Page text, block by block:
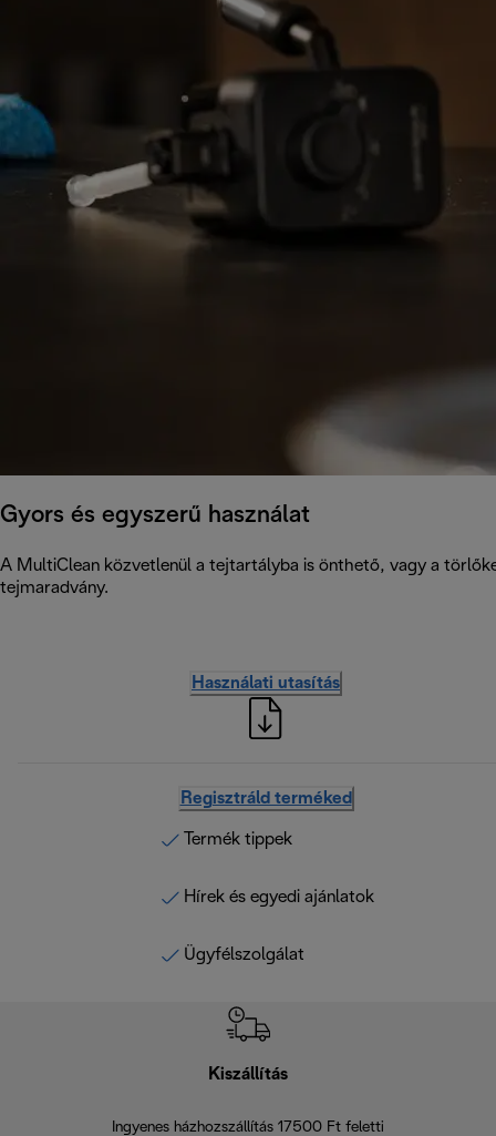
Gyors és egyszerű használat
A MultiClean közvetlenül a tejtartályba is önthető, vagy a
tejmaradvány.
Használati utasítás
Regisztráld terméked
Termék tippek
Hírek és egyedi ajánlatok
Ügyfélszolgálat
Kiszállítás
Ingyenes házhozszállítás 17500 Ft feletti